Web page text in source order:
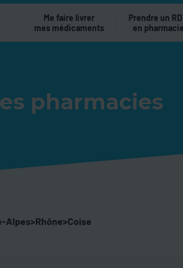
Me faire livrer
mes médicaments
Prendre un
en pharmacie
pharmacies
Alpes>Rhône>Coise